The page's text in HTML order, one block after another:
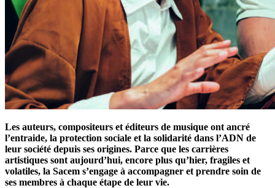
Les auteurs, compositeurs et éditeurs de musique ont ancré
l’entraide, la protection sociale et la solidarité dans l’ADN de
leur société depuis ses origines. Parce que les carrières
artistiques sont aujourd’hui, encore plus qu’hier, fragiles et
volatiles, la Sacem s’engage à accompagner et prendre soin de
ses membres à chaque étape de leur vie.